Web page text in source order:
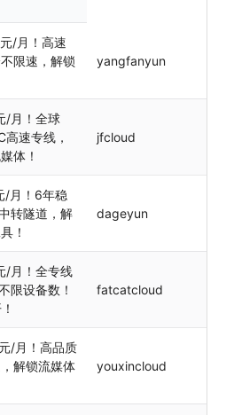
/月！高速
限速，解锁
yangfanyun
/月！全球
速专线，
体！
jfcloud
/月！6年稳
转隧道，解
！
dageyun
/月！全专线
限设备数！
fatcatcloud
/月！高品质
解锁流媒体
youxincloud